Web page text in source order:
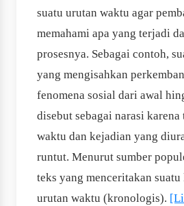
suatu urutan waktu agar
memahami apa yang terjadi
prosesnya. Sebagai contoh,
yang mengisahkan
fenomena sosial dari awal
disebut sebagai narasi
waktu dan kejadian yang
runtut. Menurut sumber
teks yang menceritakan
urutan waktu (kronologis).